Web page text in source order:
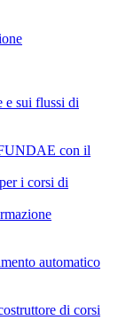
e sui flussi di
con il
i corsi di
automatico
di corsi